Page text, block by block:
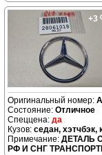
+3
Отличное
да
седан, хэтчбэк,
ДЕТАЛЬ
РФ И СНГ